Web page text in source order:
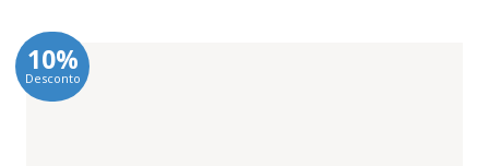
10%
Desconto